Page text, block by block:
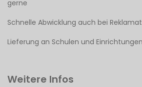
gerne
Schnelle Abwicklung auch bei
Lieferung an Schulen und Einrichtungen
Weitere Infos